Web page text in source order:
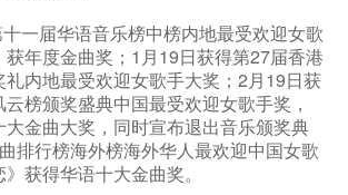
一届华语音乐榜中榜内地最受欢迎女歌
年度金曲奖；1月19日获得第27届香港
内地最受欢迎女歌手大奖；2月19日获
榜颁奖盛典中国最受欢迎女歌手奖，
大金曲大奖，同时宣布退出音乐颁奖典
排行榜海外榜海外华人最欢迎中国女歌
获得华语十大金曲奖。